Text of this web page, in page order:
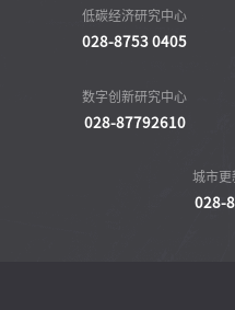
低碳经济研究中心
028-8753 0405
数字创新研究中心
028-87792610
城市更
028-